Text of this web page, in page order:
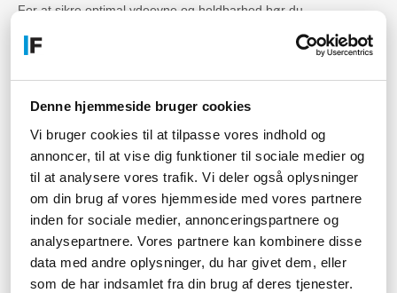
Denne hjemmeside bruger cookies
Vi bruger cookies til at tilpasse vores indhold og
annoncer, til at vise dig funktioner til sociale medier og
til at analysere vores trafik. Vi deler også oplysninger
om din brug af vores hjemmeside med vores partnere
inden for sociale medier, annonceringspartnere og
analysepartnere. Vores partnere kan kombinere disse
data med andre oplysninger, du har givet dem, eller
som de har indsamlet fra din brug af deres tjenester.
For at sikre optimal ydeevne og holdbarhed bør du
snavs og hår kan samle sig i ventilatorerne og reducere
en blød klud og bruge en lille børste til at fjerne snavs i
ventilatorerne.
Kan jeg bruge en bærbar
køler til andre enheder end
min bærbare computer?
Ja, du kan bruge en Cooler Master bærbar køler til andre
enheder såsom tablets eller smartphones. Køleren kan hjælpe
med at holde din enhed kølig og forbedre ydeevnen. Husk dog
altid at tjekke størrelsen på køleren og din enhed, før du